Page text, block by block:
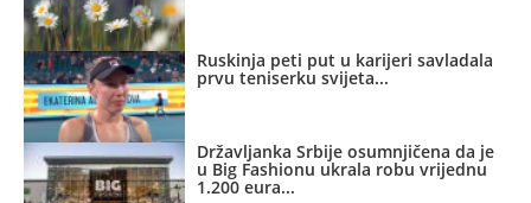
Ruskinja peti put u karijeri savladala
prvu teniserku svijeta
Državljanka Srbije osumnjičena da je
u Big Fashionu ukrala robu vrijednu
1.200 eura